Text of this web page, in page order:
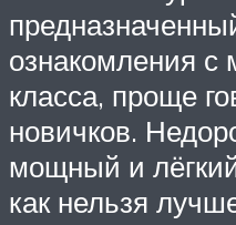
ознакомления с
класса, проще
новичков.
мощный и
как нельзя